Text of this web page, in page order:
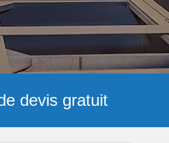
devis gratuit